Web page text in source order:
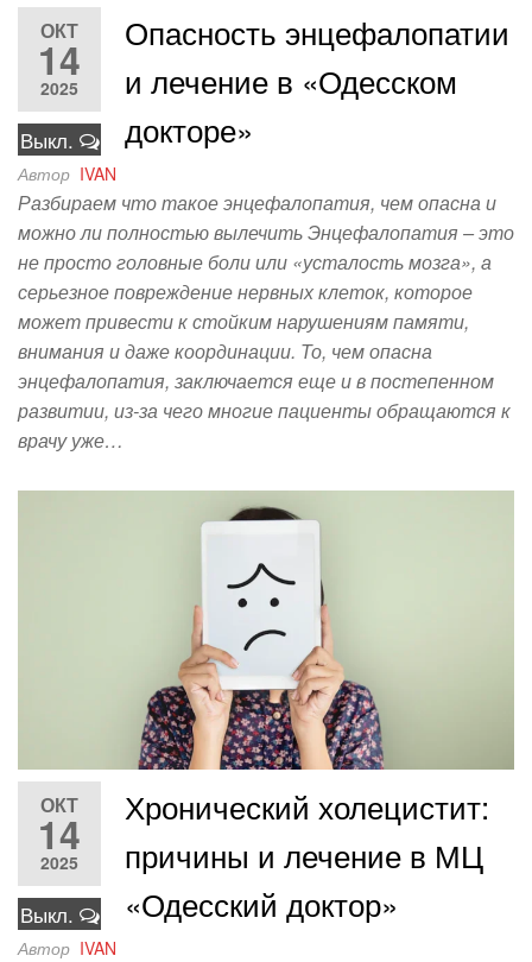
ОКТ
14
2025
Выкл.
Опасность энцефалопатии
и лечение в «Одесском
докторе»
Автор IVAN
Разбираем что такое энцефалопатия, чем опасна и
можно ли полностью вылечить Энцефалопатия – это
не просто головные боли или «усталость мозга», а
серьезное повреждение нервных клеток, которое
может привести к стойким нарушениям памяти,
внимания и даже координации. То, чем опасна
энцефалопатия, заключается еще и в постепенном
развитии, из-за чего многие пациенты обращаются к
врачу уже…
ОКТ
14
2025
Выкл.
Хронический холецистит:
причины и лечение в МЦ
«Одесский доктор»
Автор IVAN